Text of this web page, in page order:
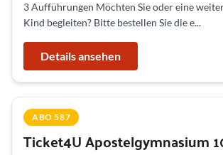
3 Aufführungen Möchten Sie oder eine
Kind begleiten? Bitte bestellen Sie die e...
Details ansehen
ABO 587
Ticket4U Apostelgymnasium